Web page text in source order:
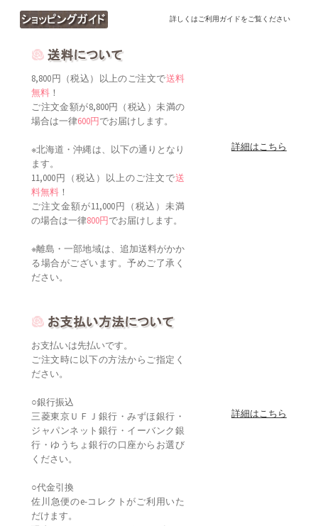
詳しくはご利用ガイドをご覧ください
8,800円（税込）以上のご注文で送料
無料 ！
ご注文金額が8,800円（税込）未満の
場合は一律600円でお届けします。
※北海道・沖縄は、以下の通りとなり
ます。
11,000円（税込）以上のご注文で送
料無料 ！
ご注文金額が11,000円（税込）未満
の場合は一律800円でお届けします。
※離島・一部地域は、追加送料がかか
る場合がございます。予めご了承く
ださい。
詳細はこちら
お支払いは先払いです。
ご注文時に以下の方法からご指定く
ださい。
○銀行振込
三菱東京ＵＦＪ銀行・みずほ銀行・
ジャパンネット銀行・イーバンク銀
行・ゆうちょ銀行の口座からお選び
ください。
○代金引換
佐川急便のe-コレクトがご利用いた
だけます。
詳細はこちら